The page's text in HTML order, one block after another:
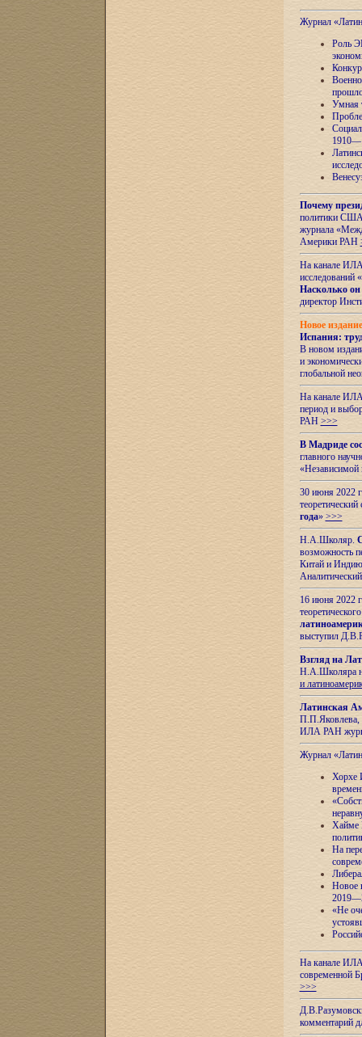
Журнал
Роль
Умная
Почему
политики США
журнала
Америки РАН
На канале ИЛА
исследований «
Насколько он
директор
Новое
Испания:
В новом
и
глобальной
На канале
период и
РАН >>>
В Мадриде
главного
«Независимой
30 июня 2022
года» >>>
Н.А.Школяр.
возможность
Китай и
16 июня 2022
выступил
Взгляд на
Н.А.Школяра
и
Латинская
П.П.Яковлева,
ИЛА РАН
Журнал
Хорхе
Хайме
На
Новое
«Не
На канале ИЛА
современной
>>>
комментарий